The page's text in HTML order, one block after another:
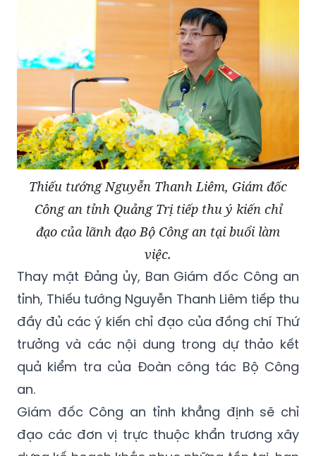
Thiếu tướng Nguyễn Thanh Liêm, Giám đốc
Công an tỉnh Quảng Trị tiếp thu ý kiến chỉ
đạo của lãnh đạo Bộ Công an tại buổi làm
việc.
Thay mặt Đảng ủy, Ban Giám đốc Công an
tỉnh, Thiếu tướng Nguyễn Thanh Liêm tiếp thu
đầy đủ các ý kiến chỉ đạo của đồng chí Thứ
trưởng và các nội dung trong dự thảo kết
quả kiểm tra của Đoàn công tác Bộ Công
an.
Giám đốc Công an tỉnh khẳng định sẽ chỉ
đạo các đơn vị trực thuộc khẩn trương xây